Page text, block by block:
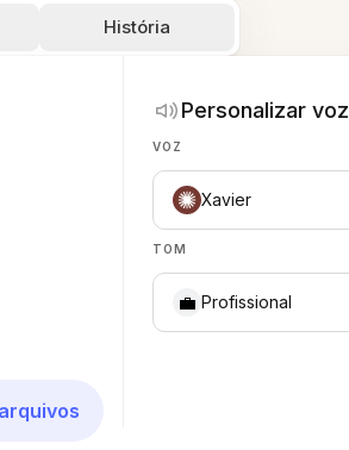
História
Personalizar voz
VOZ
Xavier
TOM
💼 Profissional